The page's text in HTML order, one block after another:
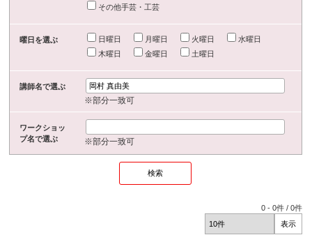
その他手芸・工芸
曜日を選ぶ 日曜日 月曜日 火曜日
水曜日
木曜日
金曜日 土曜日
講師名で選ぶ
※部分一致可
ワークショッ
プ名で選ぶ
※部分一致可
0 -0件 /0件